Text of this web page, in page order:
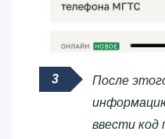
После
ввести код